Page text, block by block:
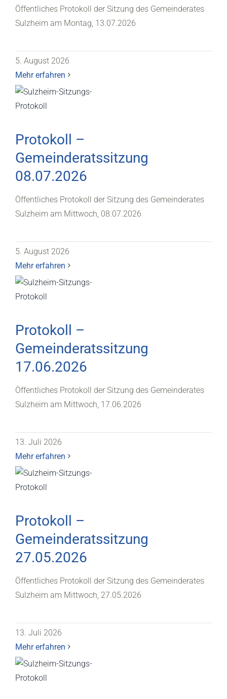
Öffentliches Protokoll der Sitzung des Gemeinderates
Sulzheim am Montag, 13.07.2026
5. August 2026
Mehr erfahren
Protokoll –
Gemeinderatssitzung
08.07.2026
Öffentliches Protokoll der Sitzung des Gemeinderates
Sulzheim am Mittwoch, 08.07.2026
5. August 2026
Mehr erfahren
Protokoll –
Gemeinderatssitzung
17.06.2026
Öffentliches Protokoll der Sitzung des Gemeinderates
Sulzheim am Mittwoch, 17.06.2026
13. Juli 2026
Mehr erfahren
Protokoll –
Gemeinderatssitzung
27.05.2026
Öffentliches Protokoll der Sitzung des Gemeinderates
Sulzheim am Mittwoch, 27.05.2026
13. Juli 2026
Mehr erfahren